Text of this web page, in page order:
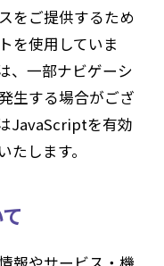
をご提供するため
を使用していま
、一部ナビゲーシ
生する場合がござ
JavaScriptを有効
します。